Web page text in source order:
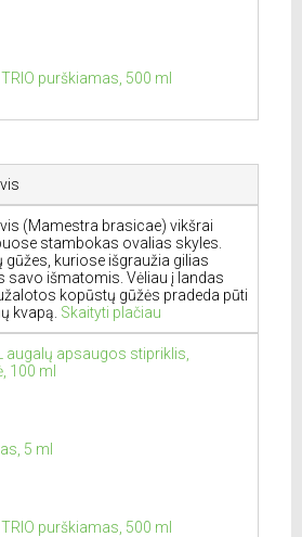
purškiamas, 500 ml
(Mamestra brasicae) vikšrai
stambokas ovalias skyles.
gūžes, kuriose išgraužia gilias
savo išmatomis. Vėliau į landas
kopūstų gūžės pradeda pūti
kvapą. Skaityti plačiau
augalų apsaugos stipriklis,
100 ml
5 ml
purškiamas, 500 ml